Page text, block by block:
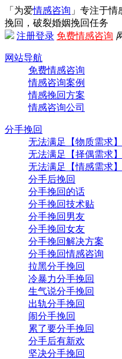
「为爱情感咨询 」专注于
挽回，破裂婚姻挽回任务
注册登录 免费情感咨询
网站导航
免费情感咨询
情感咨询案例
情感挽回方案
情感咨询公司
分手挽回
无法满足【物质需求
无法满足【择偶需求
无法满足【情感需求
分手后挽回
分手挽回的话
分手挽回技术贴
分手挽回男友
分手挽回女友
分手挽回解决方案
分手挽回情感咨询
拉黑分手挽回
冷暴力分手挽回
生气说分手挽回
出轨分手挽回
闹分手挽回
累了要分手挽回
分手后有新欢
坚决分手挽回